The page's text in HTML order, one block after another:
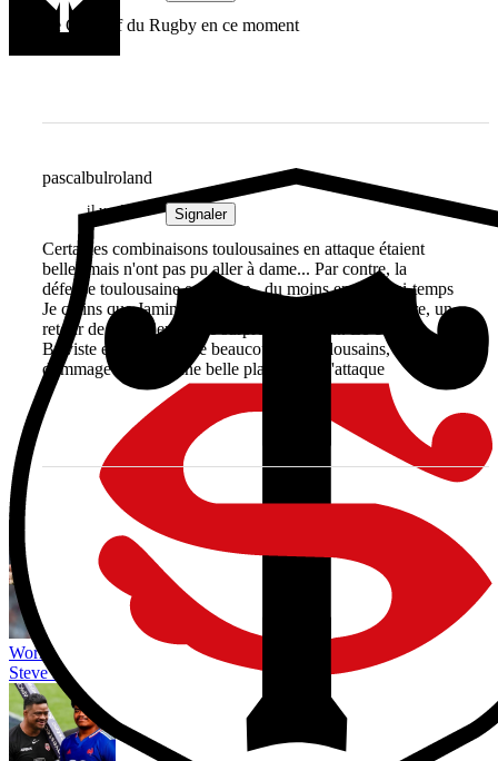
Le Gandalf du Rugby en ce moment
pascalbulroland
il y a 3 ans Signaler
Certaines combinaisons toulousaines en attaque étaient
belles mais n'ont pas pu aller à dame... Par contre, la
défense toulousaine est au top...du moins en 1ère mi-temps
Je crains que Jaminet soit absent des tests de novembre, un
retour de Bouthier ne me surprendrait pas... Le contre
Briviste en touche gêne beaucoup les toulousains,
dommage car c'est une belle plateforme d'attaque
Vous avez tout lu ?
World Rugby limiterait les réunions entre arbitres et entraîneurs :
Steve Hansen redoute une montée de la méfiance avant 2027